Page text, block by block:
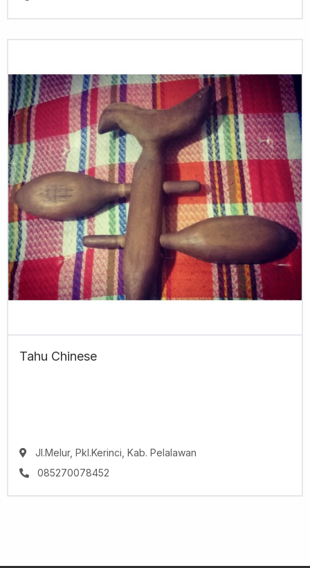
Tahu Chinese
Jl.Melur, Pkl.Kerinci, Kab. Pelalawan
085270078452